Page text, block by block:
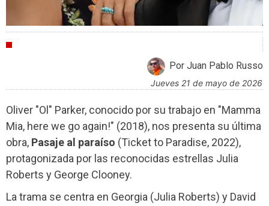
Por Juan Pablo Russo
jueves 21 de mayo de 2026
Oliver "Ol" Parker, conocido por su trabajo en "Mamma
Mia, here we go again!" (2018), nos presenta su última
obra, Pasaje al paraíso (Ticket to Paradise, 2022),
protagonizada por las reconocidas estrellas Julia
Roberts y George Clooney.
La trama se centra en Georgia (Julia Roberts) y David